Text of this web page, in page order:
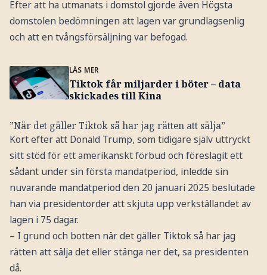
Efter att ha utmanats i domstol gjorde även Högsta
domstolen bedömningen att lagen var grundlagsenlig
och att en tvångsförsäljning var befogad.
LÄS MER
Tiktok får miljarder i böter – data
skickades till Kina
”När det gäller Tiktok så har jag rätten att sälja”
Kort efter att Donald Trump, som tidigare själv uttryckt
sitt stöd för ett amerikanskt förbud och föreslagit ett
sådant under sin första mandatperiod, inledde sin
nuvarande mandatperiod den 20 januari 2025 beslutade
han via presidentorder att skjuta upp verkställandet av
lagen i 75 dagar.
– I grund och botten när det gäller Tiktok så har jag
rätten att sälja det eller stänga ner det, sa presidenten
då.